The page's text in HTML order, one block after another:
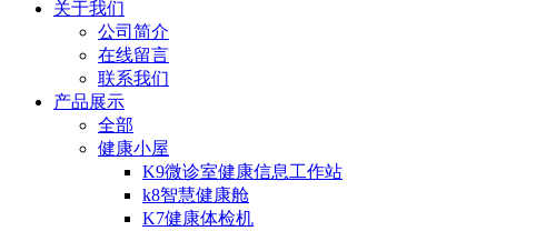
关于我们
公司简介
在线留言
联系我们
产品展示
全部
健康小屋
K9微诊室健康信息工作站
k8智慧健康舱
K7健康体检机